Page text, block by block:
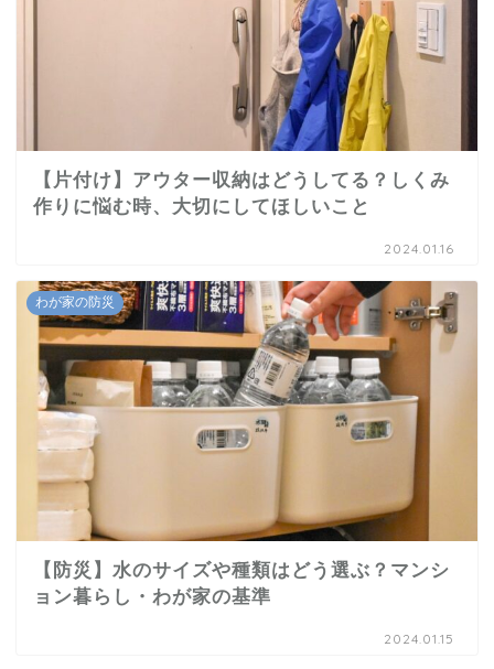
【片付け】アウター収納はどうしてる？しくみ
作りに悩む時、大切にしてほしいこと
2024.01.16
わが家の防災
【防災】水のサイズや種類はどう選ぶ？マンシ
ョン暮らし・わが家の基準
2024.01.15